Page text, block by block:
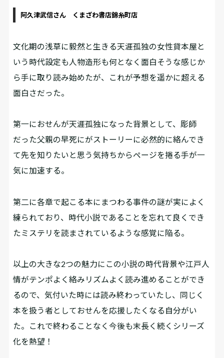
阿久津武信さん くまざわ書店錦糸町店
文化期の浅草に毅然と生きる天涯孤独の女性貸本屋と
いう時代設定も人物造形も何となく面白そうな感じか
ら手に取り読み始めたが、これが予想を遥かに超える
面白さだった。
第一におせんが天涯孤独になった背景として、彫師
だった父親の早死にがストーリーに必然的に絡んでき
て先を知りたいと思う気持ちからページを捲る手が一
気に加速する。
第二に各章で起こる本にまつわる事件の謎が実によく
練られており、時代小説であることを忘れて良くでき
たミステリを読まされているような感覚に陥る。
以上の大きな2つの魅力にこの小説の時代背景や江戸人
情がテンポよく絡みリズムよく読み進めることができ
るので、気付いた時には読み終わっていたし、同じく
本を扱う者としておせんを応援したくなる自分がい
た。これで終わることなく今後も末長く続くシリーズ
化を熱望！